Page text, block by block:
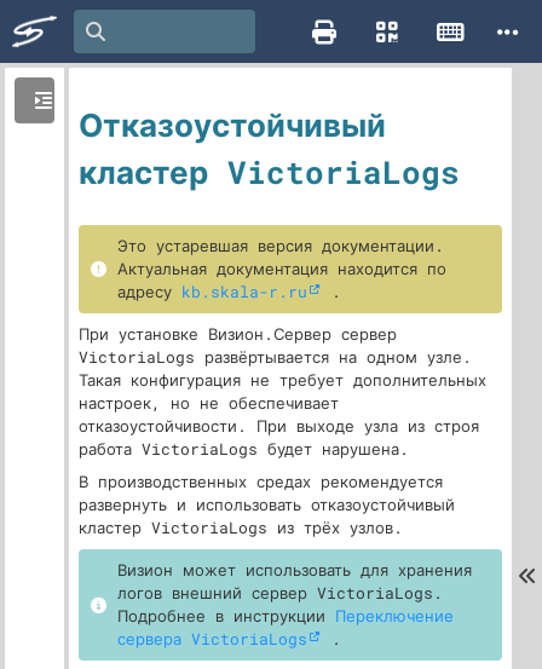
Отказоустойчивый
кластер VictoriaLogs
Это устаревшая версия документации.
Актуальная документация находится по
адресу kb.skala-r.ru
.
При установке Визион.Сервер сервер
VictoriaLogs развёртывается на одном узле.
Такая конфигурация не требует дополнительных
настроек, но не обеспечивает
отказоустойчивости. При выходе узла из строя
работа VictoriaLogs будет нарушена.
В производственных средах рекомендуется
развернуть и использовать отказоустойчивый
кластер VictoriaLogs из трёх узлов.
Визион может использовать для хранения
логов внешний сервер VictoriaLogs.
Подробнее в инструкции Переключение
сервера VictoriaLogs
.